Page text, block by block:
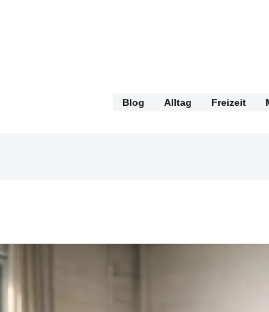
Blog Alltag Freizeit